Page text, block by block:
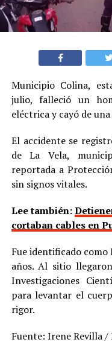
Municipio Colina,
julio, falleció un
eléctrica y cayó de
El accidente se
de La Vela,
reportada a
sin signos vitales.
Lee también:
cortaban cables en
Fue identificado como
años. Al sitio
Investigaciones
para levantar el
rigor.
Fuente: Irene Revilla